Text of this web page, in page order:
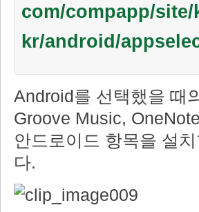
com/compapp/site/
kr/android/
Android를 선택했을 때
Groove Music,
안드로이드 항목을 설
다.